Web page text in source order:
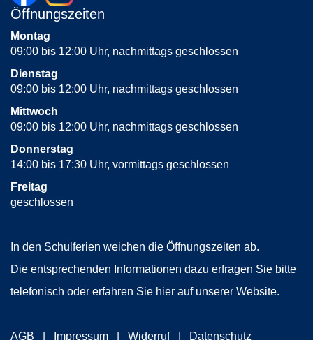
Öffnungszeiten
Montag
09:00 bis 12:00 Uhr, nachmittags geschlossen
Dienstag
09:00 bis 12:00 Uhr, nachmittags geschlossen
Mittwoch
09:00 bis 12:00 Uhr, nachmittags geschlossen
Donnerstag
14:00 bis 17:30 Uhr, vormittags geschlossen
Freitag
geschlossen
In den Schulferien weichen die Öffnungszeiten ab.
Die entsprechenden Informationen dazu erfragen Sie bitte
telefonisch oder erfahren Sie hier auf unserer Website.
AGB Impressum Widerruf Datenschutz